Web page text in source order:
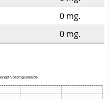
0 mg.
0 mg.